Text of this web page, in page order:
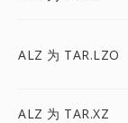
ALZ 为 TAR.LZO
ALZ 为 TAR.XZ